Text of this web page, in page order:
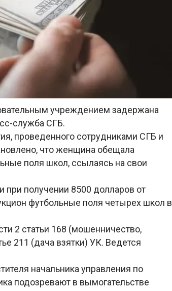
учреждением задержана
служба СГБ.
проведенного сотрудниками СГБ и
что женщина обещала
поля школ, ссылаясь на свои
при получении 8500 долларов от
футбольные поля четырех школ в
2 статьи 168 (мошенничество,
211 (дача взятки) УК. Ведется
начальника управления по
подозревают в вымогательстве